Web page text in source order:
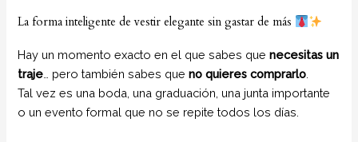
La forma inteligente de vestir elegante sin gastar de más
Hay un momento exacto en el que sabes quenecesitas un
traje… pero también sabes queno quieres comprarlo.
Tal vez es una boda, una graduación, una junta importante
o un evento formal que no se repite todos los días.